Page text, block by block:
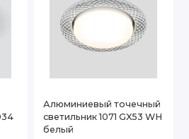
Алюминиевый точечный
светильник 1071 GX53 WH
белый